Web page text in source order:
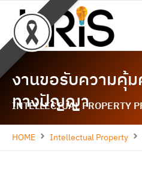
content
งานขอรับความคุ้
ทางปัญญา
INTELLECTUAL PROPERTY
HOME Intellectual Property